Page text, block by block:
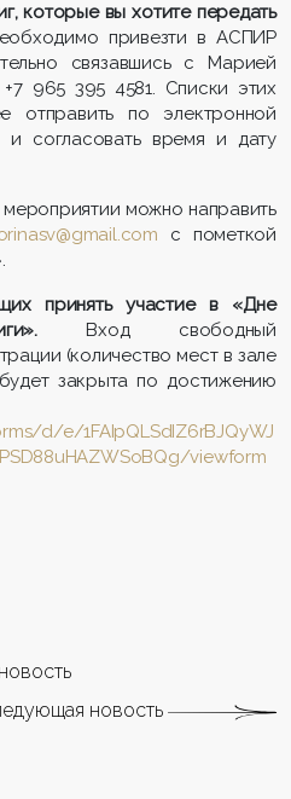
которые вы хотите передать
привезти в АСПИР
связавшись с Марией
965 395 4581. Списки этих
отправить по электронной
и согласовать время и дату
можно направить
с пометкой
принять участие в «Дне
Вход свободный
(количество мест в зале
закрыта по достижению
d/e/1FAIpQLSdIZ6rBJQyWJ
viewform
новость